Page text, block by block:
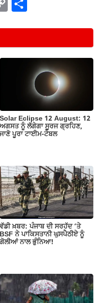
p
y
ar
e
Solar Eclipse 12 August: 12
ਅਗਸਤ ਨੂੰ ਲੱਗੇਗਾ ਸੂਰਜ ਗ੍ਰਹਿਣ,
ਜਾਣੋ ਪੂਰਾ ਟਾਈਮ-ਟੇਬਲ
ਵੱਡੀ ਖ਼ਬਰ: ਪੰਜਾਬ ਦੀ ਸਰਹੱਦ ‘ਤੇ
BSF ਨੇ ਪਾਕਿਸਤਾਨੀ ਘੁਸਪੈਠੀਏ ਨੂੰ
ਗੋਲੀਆਂ ਨਾਲ ਭੁੰਨਿਆ!